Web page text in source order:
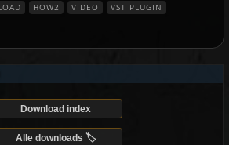
HOW2 VIDEO
VST PLUGIN
Download index
Alle downloads 🏷️